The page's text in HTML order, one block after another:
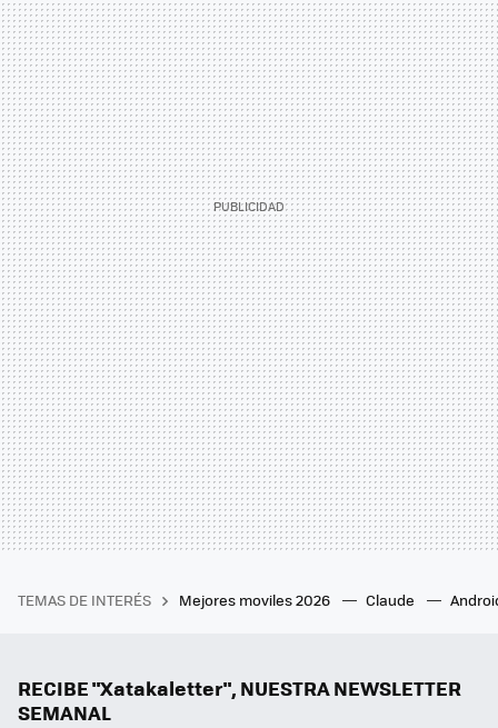
TEMAS DE INTERÉS Mejores moviles 2026 Claude
RECIBE "Xatakaletter", NUESTRA NEWSLETTER
SEMANAL